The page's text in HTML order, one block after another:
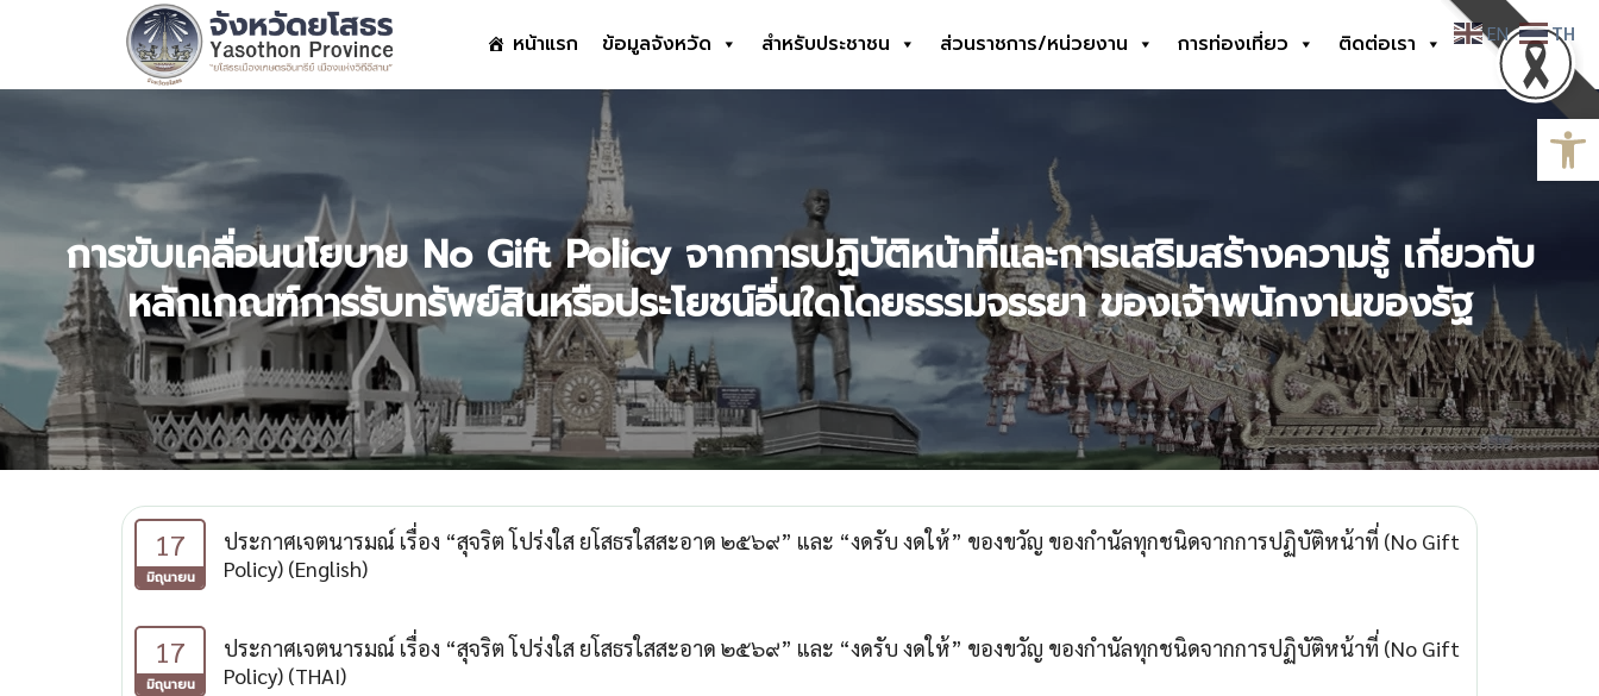
หน้าแรก ข้อมูลจังหวัด สำหรับประชาชน ส่วนราชการ/หน่วยงาน การท่องเที่ยว
ติดต่อเรา
การขับเคลื่อนนโยบาย No Gift Policy จากการปฏิบัติหน้าที่และการเสริมสร้างความรู้ เกี่ยวกับ
หลักเกณฑ์การรับทรัพย์สินหรือประโยชน์อื่นใดโดยธรรมจรรยา ของเจ้าพนักงานของรัฐ
17
มิถุนายน
ประกาศเจตนารมณ์ เรื่อง “สุจริต โปร่งใส ยโสธรใสสะอาด ๒๕๖๙” และ “งดรับ งดให้” ของขวัญ ของกำนัลทุกชนิดจากการปฏิบัติหน้าที่ (No Gift
Policy) (English)
17
มิถุนายน
ประกาศเจตนารมณ์ เรื่อง “สุจริต โปร่งใส ยโสธรใสสะอาด ๒๕๖๙” และ “งดรับ งดให้” ของขวัญ ของกำนัลทุกชนิดจากการปฏิบัติหน้าที่ (No Gift
Policy) (THAI)
EN TH